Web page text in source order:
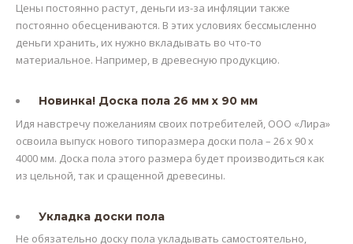
Цены постоянно растут, деньги из-за инфляции также
постоянно обесцениваются. В этих условиях бессмысленно
деньги хранить, их нужно вкладывать во что-то
материальное. Например, в древесную продукцию.
Новинка! Доска пола 26 мм х 90 мм
Идя навстречу пожеланиям своих потребителей, ООО «Лира»
освоила выпуск нового типоразмера доски пола – 26 х 90 х
4000 мм. Доска пола этого размера будет производиться как
из цельной, так и сращенной древесины.
Укладка доски пола
Не обязательно доску пола укладывать самостоятельно,